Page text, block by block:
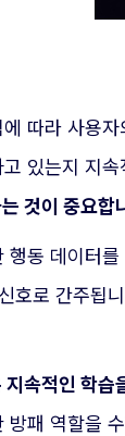
따라 사용
있는지 지
것이 중요합
행동 데이터
호로 간주됩
속적인 학
방패 역할을